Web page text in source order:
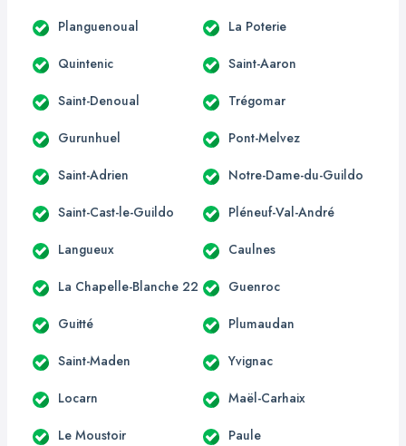
Planguenoual La Poterie
Quintenic Saint-Aaron
Saint-Denoual Trégomar
Gurunhuel Pont-Melvez
Saint-Adrien Notre-Dame-du-Guildo
Saint-Cast-le-Guildo Pléneuf-Val-André
Langueux Caulnes
La Chapelle-Blanche 22 Guenroc
Guitté Plumaudan
Saint-Maden Yvignac
Locarn Maël-Carhaix
Le Moustoir Paule